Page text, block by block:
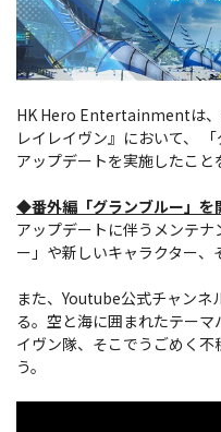
HK Hero Entertainmentは、
レイレイヴン』において、
アップデートを実施したこと
◆番外編「グランブルー」を
アップデートに伴うメンテ
ー」や新しいキャラクター、
また、Youtube公式チャンネ
る。空と海に囲まれたテー
イヴン隊、そこでうごめく
う。